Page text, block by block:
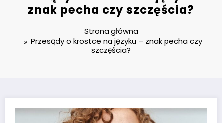
znak pecha czy szczęścia?
Strona główna
Przesądy o krostce na języku – znak pecha czy
szczęścia?